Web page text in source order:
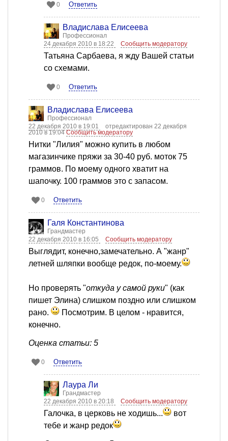
0 Ответить
Владислава Елисеева
Профессионал
24 декабря 2010 в 18:22
Сообщить модератору
Татьяна Сарбаева, я жду Вашей статьи
со схемами.
0 Ответить
Владислава Елисеева
Профессионал
22 декабря 2010 в 19:01
отредактирован 22 декабря
2010 в 19:04Сообщить модератору
Нитки "Лилия" можно купить в любом
магазинчике пряжи за 30-40 руб. моток 75
граммов. По моему одного хватит на
шапочку. 100 граммов это с запасом.
0 Ответить
Галя Константинова
Грандмастер
22 декабря 2010 в 16:05
Сообщить модератору
Выглядит, конечно,замечательно. А "жанр"
летней шляпки вообще редок, по-моему.
Но проверять "откуда у самой руки" (как
пишет Элина) слишком поздно или слишком
рано.
Посмотрим. В целом - нравится,
конечно.
Оценка статьи: 5
0 Ответить
Лаура Ли
Грандмастер
22 декабря 2010 в 20:18
Сообщить модератору
Галочка, в церковь не ходишь...
вот
тебе и жанр редок